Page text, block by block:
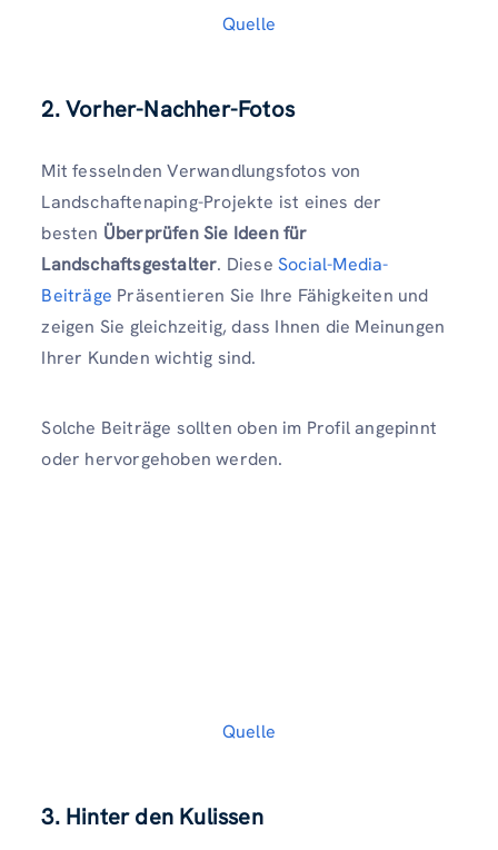
Quelle
2.Vorher-Nachher-Fotos
Mit fesselnden Verwandlungsfotos von
Landschaftenaping-Projekte ist eines der
besten Überprüfen Sie Ideen für
Landschaftsgestalter. Diese Social-Media-
Beiträge Präsentieren Sie Ihre Fähigkeiten und
zeigen Sie gleichzeitig, dass Ihnen die Meinungen
Ihrer Kunden wichtig sind.
Solche Beiträge sollten oben im Profil angepinnt
oder hervorgehoben werden.
Quelle
3. Hinter den Kulissen